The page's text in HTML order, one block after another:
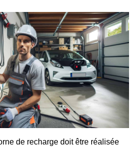
de recharge doit être réalisée